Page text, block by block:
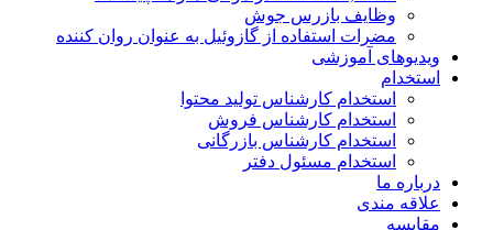
وظایف بازرس جوش
مضرات استفاده از گازوئیل به عنوان روان کننده
ویدیوهای آموزشی
استخدام
استخدام کارشناس تولید محتوا
استخدام کارشناس فروش
استخدام کارشناس بازرگانی
استخدام مسئول دفتر
درباره ما
علاقه مندی
مقایسه